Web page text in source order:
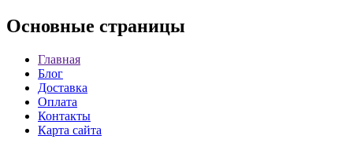
Основные страницы
Главная
Блог
Доставка
Оплата
Контакты
Карта сайта